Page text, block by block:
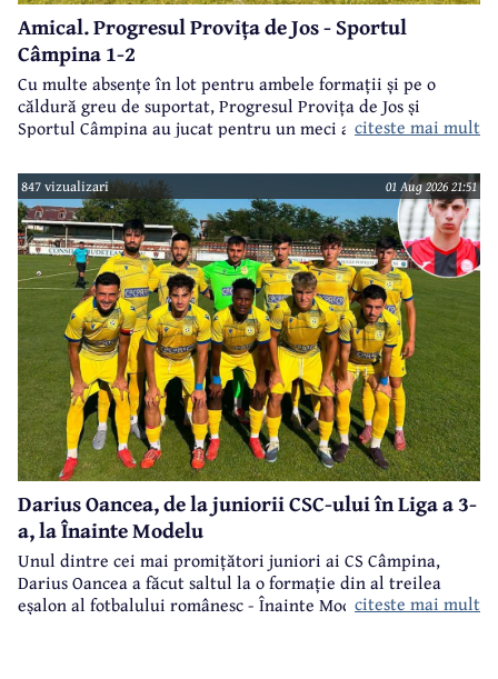
Amical. Progresul Provița de Jos - Sportul
Câmpina 1-2
Cu multe absențe în lot pentru ambele formații și pe o
căldură greu de suportat, Progresul Provița de Jos și
Sportul Câmpina au jucat pentru un meci amical.citeste mai mult
847 vizualizari 01 Aug 2026 21:51
Darius Oancea, de la juniorii CSC-ului în Liga a 3-
a, la Înainte Modelu
Unul dintre cei mai promițători juniori ai CS Câmpina,
Darius Oancea a făcut saltul la o formație din al treilea
eșalon al fotbalului românesc - Înainte Modelu, din județul
citeste mai mult